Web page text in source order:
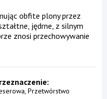
obfite plony przez
jędrne, z silnym
znosi przechowywanie
Przetwórstwo